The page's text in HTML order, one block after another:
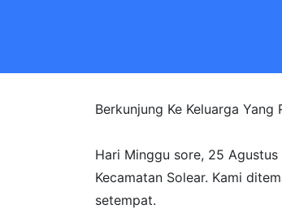
Berkunjung Ke Keluarga
Hari Minggu sore, 25
Kecamatan Solear. Kami
setempat.